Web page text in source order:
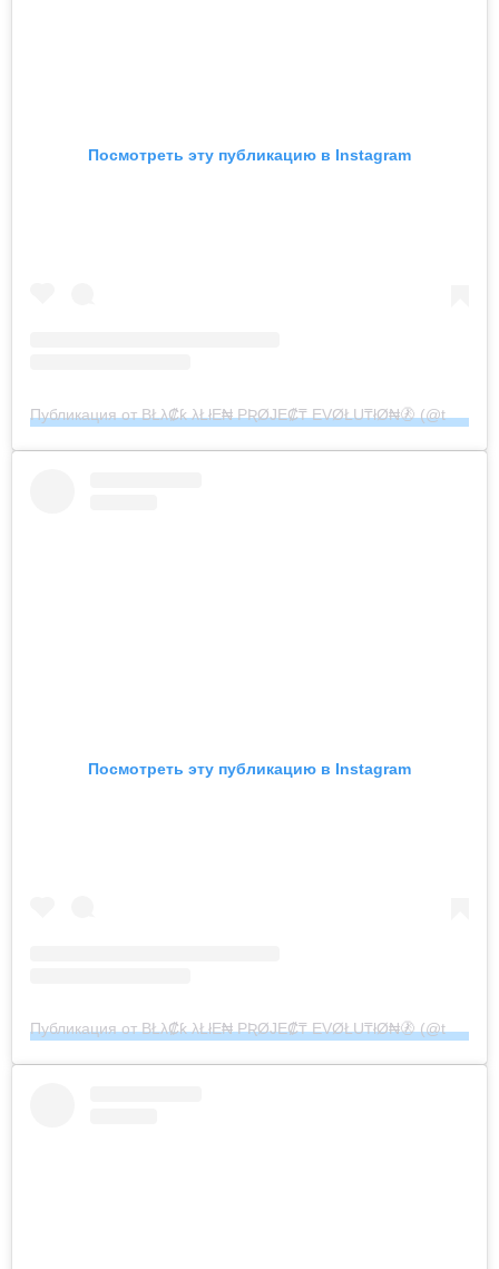
Посмотреть эту публикацию в Instagram
Публикация от BŁλ₡ƙ λŁłE₦ PƦØJE₡₸ EVØŁU₸łØ₦🚷 (@the_black_alien_project)
Посмотреть эту публикацию в Instagram
Публикация от BŁλ₡ƙ λŁłE₦ PƦØJE₡₸ EVØŁU₸łØ₦🚷 (@the_black_alien_project)